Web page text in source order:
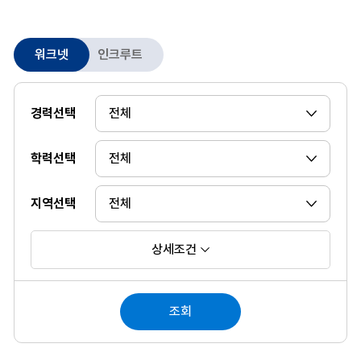
워크넷 인크루트
경력선택
학력선택
지역선택
상세조건
조회